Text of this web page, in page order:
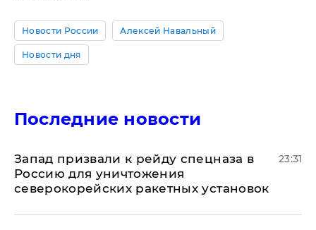
Новости России Алексей Навальный
Новости дня
Последние новости
Запад призвали к рейду спецназа в
Россию для уничтожения
северокорейских ракетных установок
23:31